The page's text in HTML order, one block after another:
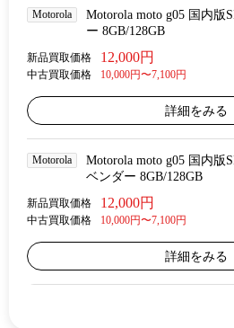
Motorola
Motorola moto g05 国内
ー 8GB/128GB
新品買取価格 12,000円
中古買取価格 10,000円〜7,100円
詳細をみる
Motorola
Motorola moto g05 国内版
ベンダー 8GB/128GB
新品買取価格 12,000円
中古買取価格 10,000円〜7,100円
詳細をみる